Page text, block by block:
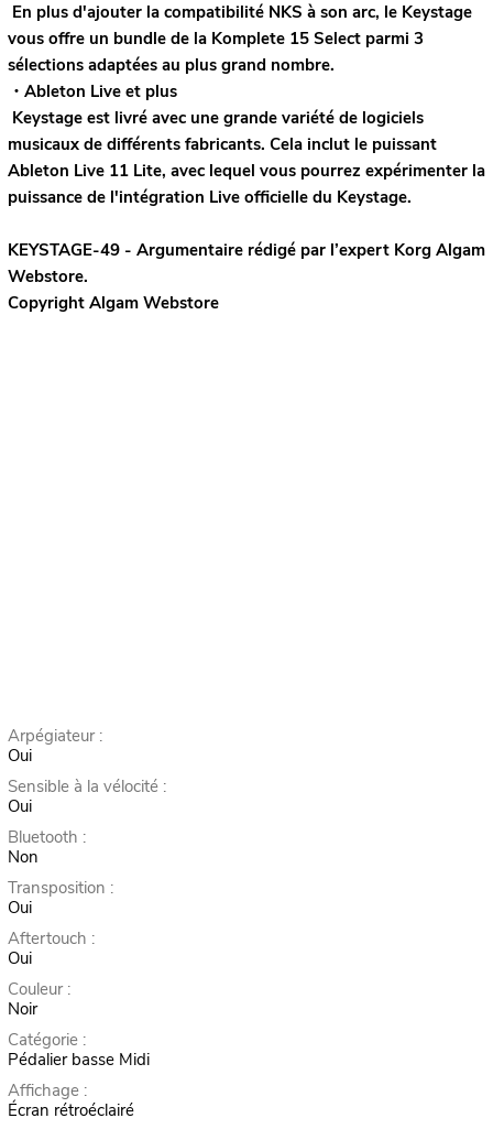
En plus d'ajouter la compatibilité NKS à son arc, le Keystage
vous offre un bundle de la Komplete 15 Select parmi 3
sélections adaptées au plus grand nombre.
・Ableton Live et plus
Keystage est livré avec une grande variété de logiciels
musicaux de différents fabricants. Cela inclut le puissant
Ableton Live 11 Lite, avec lequel vous pourrez expérimenter la
puissance de l'intégration Live officielle du Keystage.
KEYSTAGE-49 - Argumentaire rédigé par l’expert KorgAlgam
Webstore.
Copyright Algam Webstore
Arpégiateur :
Oui
Sensible à la vélocité :
Oui
Bluetooth :
Non
Transposition :
Oui
Aftertouch :
Oui
Couleur :
Noir
Catégorie :
Pédalier basse Midi
Affichage :
Écran rétroéclairé